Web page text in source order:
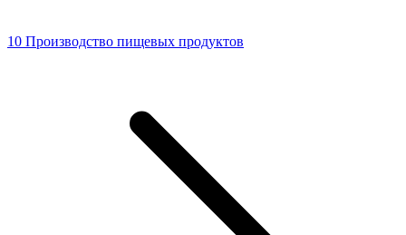
10 Производство пищевых продуктов